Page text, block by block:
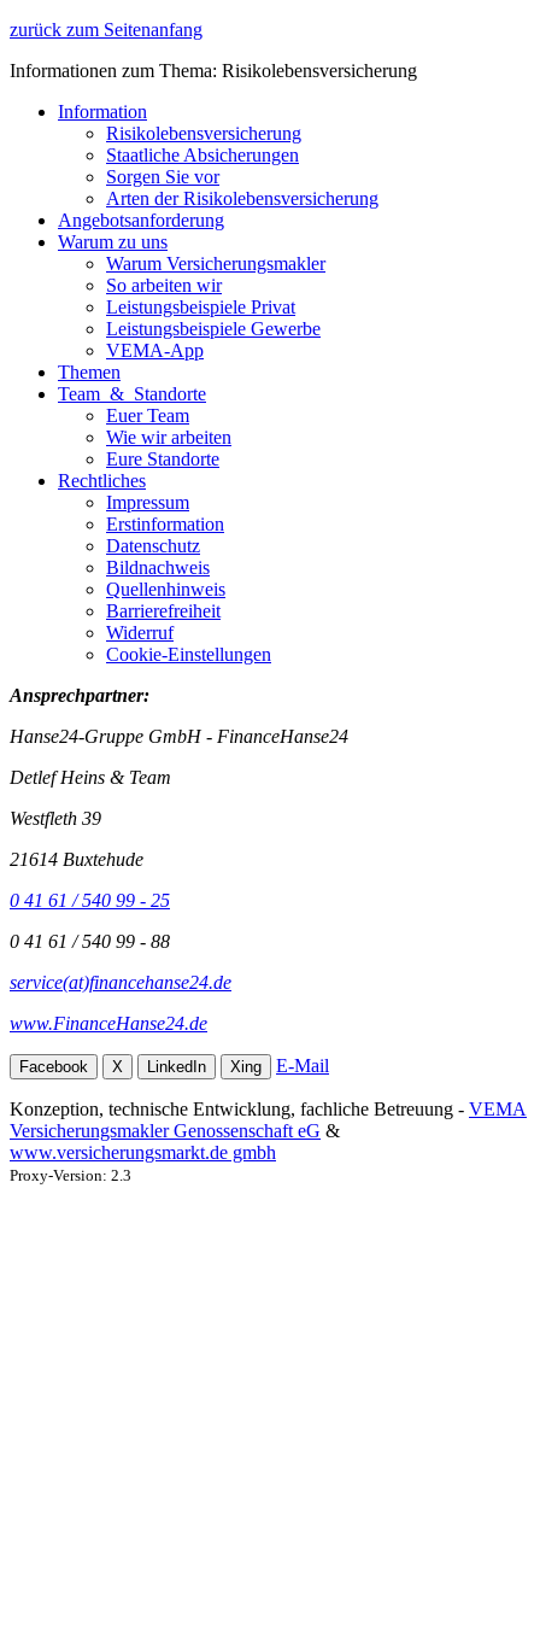
zurück zum Seitenanfang
Informationen zum Thema: Risikolebensversicherung
Information
Risikolebensversicherung
Staatliche Absicherungen
Sorgen Sie vor
Arten der Risikolebensversicherung
Angebotsanforderung
Warum zu uns
Warum Versicherungsmakler
So arbeiten wir
Leistungsbeispiele Privat
Leistungsbeispiele Gewerbe
VEMA-App
Themen
Team & Standorte
Euer Team
Wie wir arbeiten
Eure Standorte
Rechtliches
Impressum
Erstinformation
Datenschutz
Bildnachweis
Quellenhinweis
Barrierefreiheit
Widerruf
Cookie-Einstellungen
Ansprechpartner:
Hanse24-Gruppe GmbH - FinanceHanse24
Detlef Heins & Team
Westfleth 39
21614 Buxtehude
0 41 61 / 540 99 - 25
0 41 61 / 540 99 - 88
service(at)financehanse24.de
www.FinanceHanse24.de
Facebook X LinkedIn Xing E-Mail
Konzeption, technische Entwicklung, fachliche Betreuung - VEMA
Versicherungsmakler Genossenschaft eG &
www.versicherungsmarkt.de gmbh
Proxy-Version: 2.3